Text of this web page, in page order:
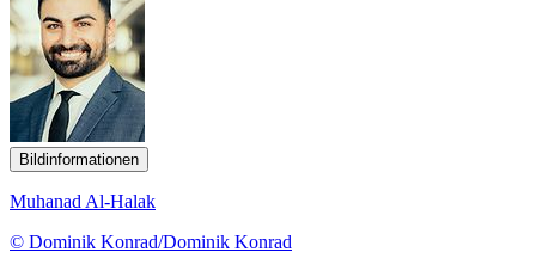
Bildinformationen
Muhanad Al-Halak
© Dominik Konrad/Dominik Konrad